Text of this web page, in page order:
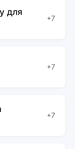
для
+7
+7
+7